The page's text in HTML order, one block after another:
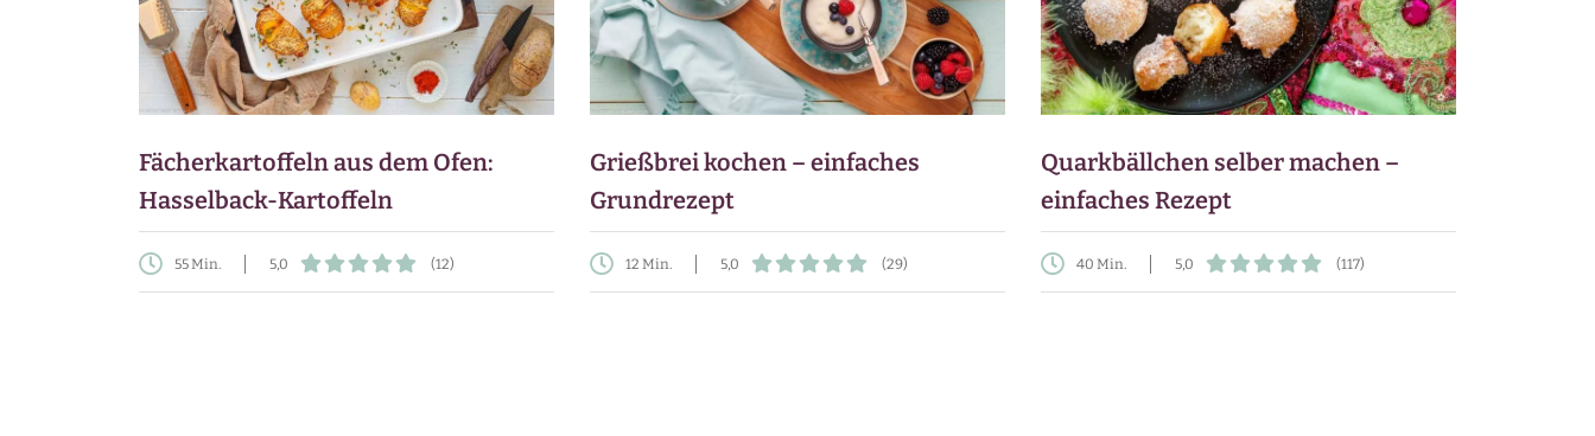
Fächerkartoffeln aus dem Ofen:
Hasselback-Kartoffeln
55 Min. 5,0 (12)
Grießbrei kochen – einfaches
Grundrezept
12 Min. 5,0 (29)
Quarkbällchen selber machen –
einfaches Rezept
40 Min. 5,0 (117)